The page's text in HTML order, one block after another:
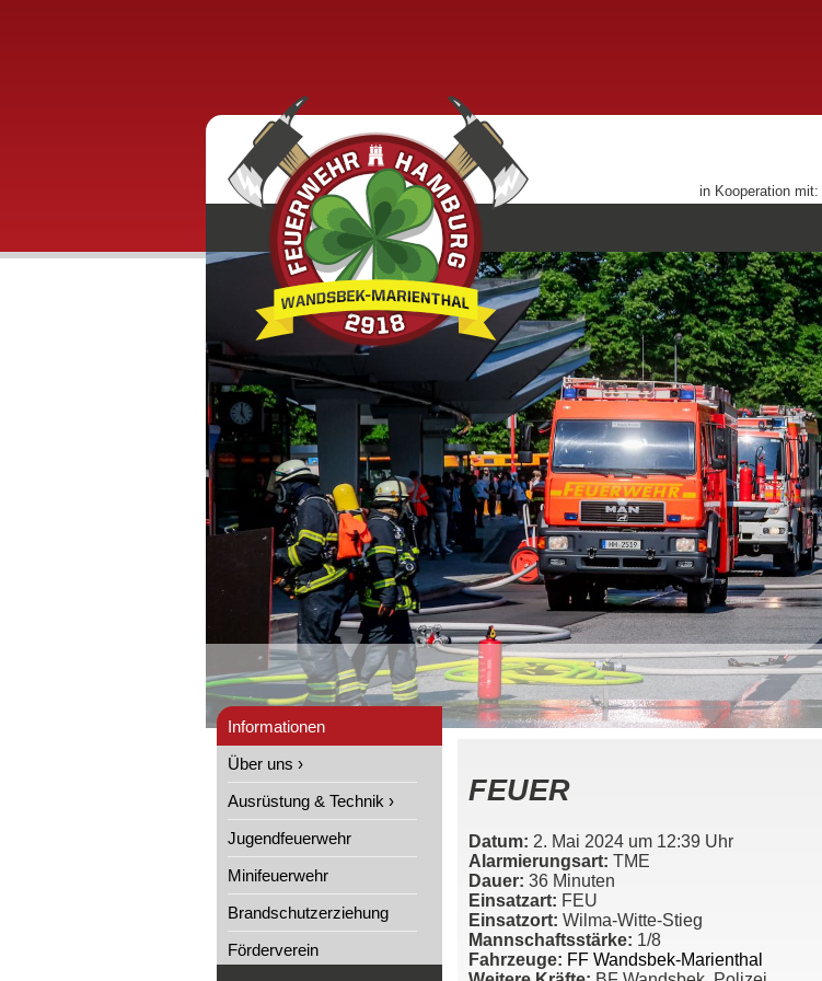
in Kooperation mit:
Informationen
Über uns ›
Ausrüstung & Technik ›
Jugendfeuerwehr
Minifeuerwehr
Brandschutzerziehung
Förderverein
FEUER
Datum: 2. Mai 2024 um 12:39 Uhr
Alarmierungsart: TME
Dauer: 36 Minuten
Einsatzart: FEU
Einsatzort: Wilma-Witte-Stieg
Mannschaftsstärke: 1/8
Fahrzeuge: FF Wandsbek-Marienthal